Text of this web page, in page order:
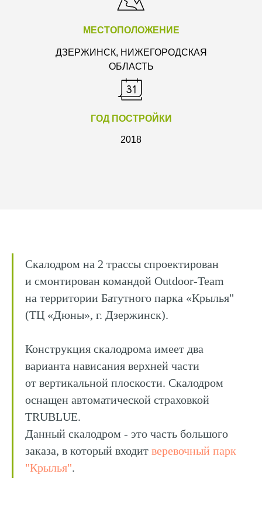
МЕСТОПОЛОЖЕНИЕ
ГОД ПОСТРОЙКИ
ДЗЕРЖИНСК, НИЖЕГОРОДСКАЯ
ОБЛАСТЬ
2018
Скалодром на 2 трассы спроектирован
и смонтирован командой Outdoor-Team
на территории Батутного парка «Крылья"
(ТЦ «Дюны», г. Дзержинск).
Конструкция скалодрома имеет два
варианта нависания верхней части
от вертикальной плоскости. Скалодром
оснащен автоматической страховкой
TRUBLUE.
Данный скалодром - это часть большого
заказа, в который входит веревочный парк
"Крылья".